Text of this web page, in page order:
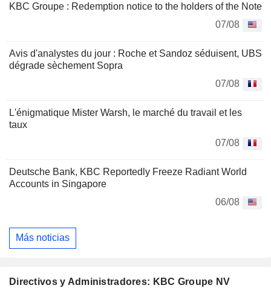
KBC Groupe : Redemption notice to the holders of the Note
07/08
Avis d'analystes du jour : Roche et Sandoz séduisent, UBS
dégrade sèchement Sopra
07/08
L'énigmatique Mister Warsh, le marché du travail et les
taux
07/08
Deutsche Bank, KBC Reportedly Freeze Radiant World
Accounts in Singapore
06/08
Más noticias
Directivos y Administradores: KBC Groupe NV